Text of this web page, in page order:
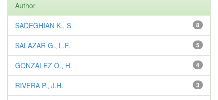
Author
8
SADEGHIAN K., S.
5
SALAZAR G., L.F.
4
GONZALEZ O., H.
3
RIVERA P., J.H.